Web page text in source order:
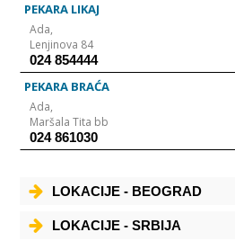
PEKARA LIKAJ
Ada,
Lenjinova 84
024 854444
PEKARA BRAĆA
Ada,
Maršala Tita bb
024 861030
LOKACIJE - BEOGRAD
LOKACIJE - SRBIJA